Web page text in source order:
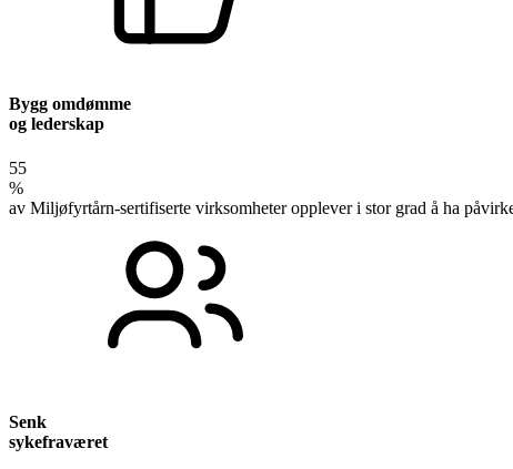
Bygg omdømme
og lederskap
55
%
av Miljøfyrtårn-sertifiserte virksomheter opplever i stor grad å ha
Senk
sykefraværet